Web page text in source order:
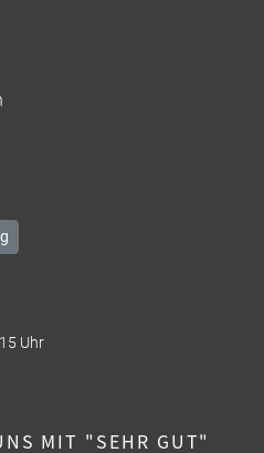
Uhr
MIT "SEHR GUT"